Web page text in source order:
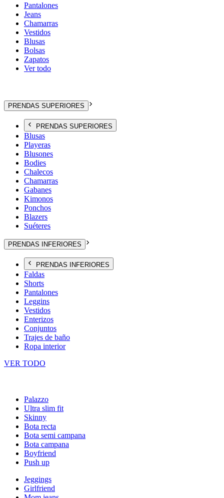
Pantalones
Jeans
Chamarras
Vestidos
Blusas
Bolsas
Zapatos
Ver todo
PRENDAS SUPERIORES
PRENDAS SUPERIORES
Blusas
Playeras
Blusones
Bodies
Chalecos
Chamarras
Gabanes
Kimonos
Ponchos
Blazers
Suéteres
PRENDAS INFERIORES
PRENDAS INFERIORES
Faldas
Shorts
Pantalones
Leggins
Vestidos
Enterizos
Conjuntos
Trajes de baño
Ropa interior
VER TODO
Palazzo
Ultra slim fit
Skinny
Bota recta
Bota semi campana
Bota campana
Boyfriend
Push up
Jeggings
Girlfriend